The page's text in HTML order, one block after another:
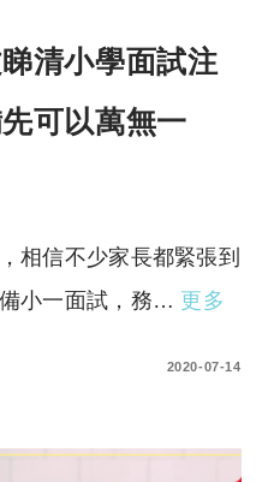
清小學面試注
可以萬無一
相信不少家長都緊張到
小一面試，務… 更多
2020-07-14